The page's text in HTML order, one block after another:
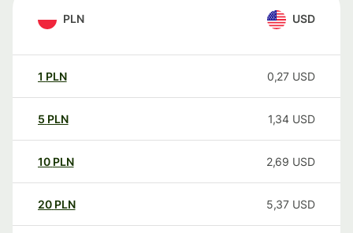
PLN USD
1 PLN 0,27 USD
5 PLN 1,34 USD
10 PLN 2,69 USD
20 PLN 5,37 USD